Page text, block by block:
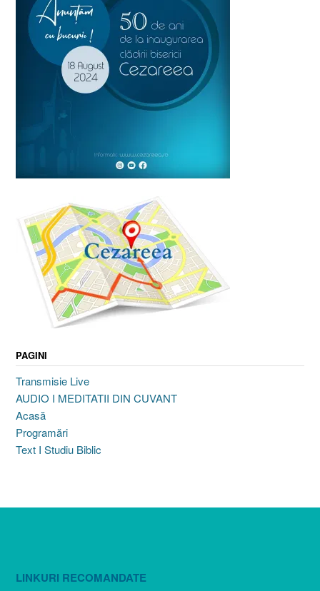
PAGINI
Transmisie Live
AUDIO I MEDITATII DIN CUVANT
Acasă
Programări
Text I Studiu Biblic
LINKURI RECOMANDATE